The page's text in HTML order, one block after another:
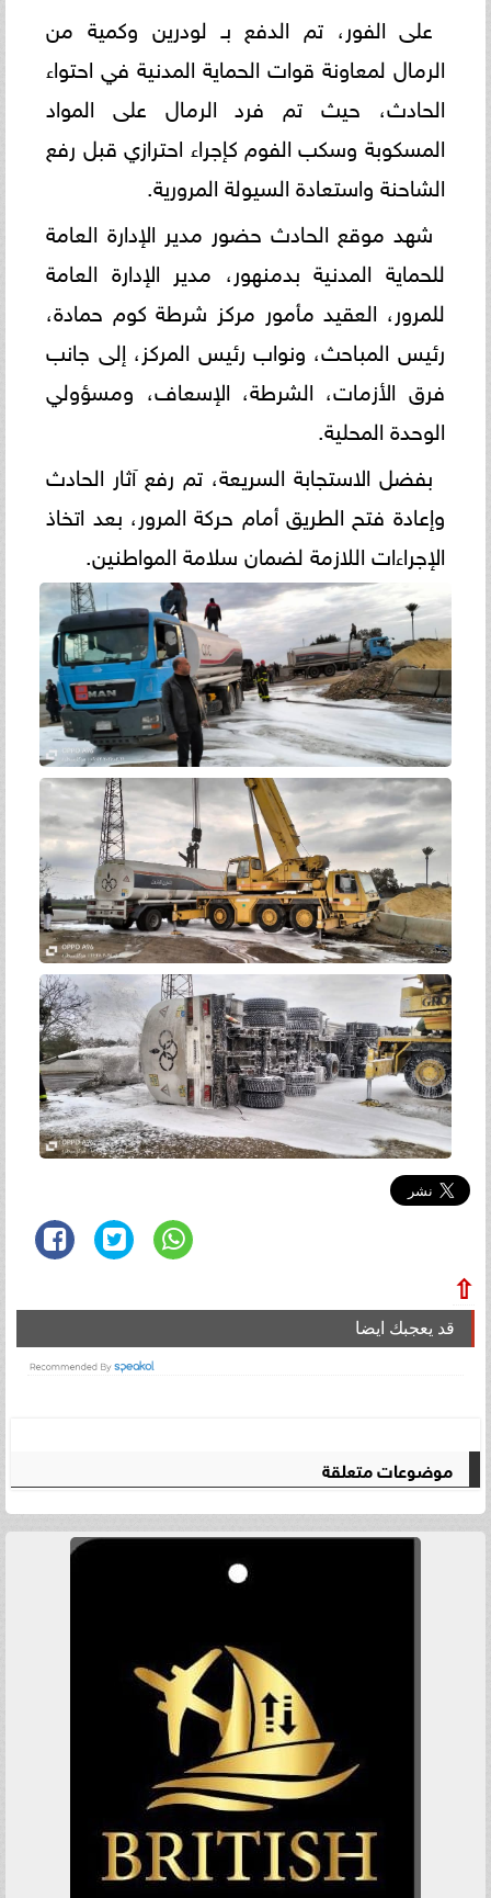
على الفور، تم الدفع بـ لودرين وكمية من
الرمال لمعاونة قوات الحماية المدنية في احتواء
الحادث، حيث تم فرد الرمال على المواد
المسكوبة وسكب الفوم كإجراء احترازي قبل رفع
الشاحنة واستعادة السيولة المرورية.
شهد موقع الحادث حضور مدير الإدارة العامة
للحماية المدنية بدمنهور، مدير الإدارة العامة
للمرور، العقيد مأمور مركز شرطة كوم حمادة،
رئيس المباحث، ونواب رئيس المركز، إلى جانب
فرق الأزمات، الشرطة، الإسعاف، ومسؤولي
الوحدة المحلية.
بفضل الاستجابة السريعة، تم رفع آثار الحادث
وإعادة فتح الطريق أمام حركة المرور، بعد اتخاذ
الإجراءات اللازمة لضمان سلامة المواطنين.
⇧
قد يعجبك ايضا
موضوعات متعلقة